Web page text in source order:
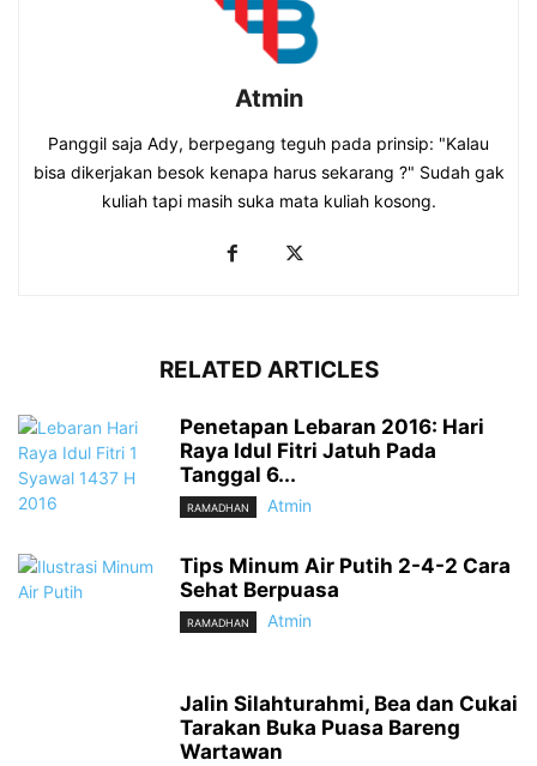
Atmin
Panggil saja Ady, berpegang teguh pada prinsip: "Kalau
bisa dikerjakan besok kenapa harus sekarang ?" Sudah gak
kuliah tapi masih suka mata kuliah kosong.
RELATED ARTICLES
Penetapan Lebaran 2016: Hari
Raya Idul Fitri Jatuh Pada
Tanggal 6...
RAMADHAN Atmin
Tips Minum Air Putih 2-4-2 Cara
Sehat Berpuasa
RAMADHAN Atmin
Jalin Silahturahmi, Bea dan Cukai
Tarakan Buka Puasa Bareng
Wartawan